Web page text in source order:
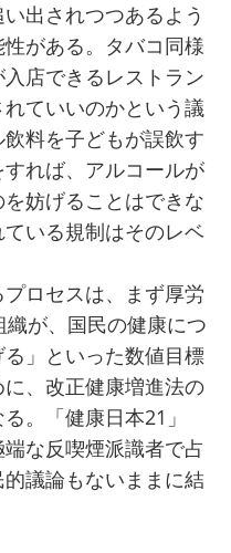
出されつつあるよう
がある。タバコ同様
店できるレストラン
ていいのかという議
料を子どもが誤飲す
れば、アルコールが
妨げることはできな
いる規制はそのレベ
ロセスは、まず厚労
が、国民の健康につ
」といった数値目標
、改正健康増進法の
。「健康日本21」
な反喫煙派識者で占
議論もないままに結